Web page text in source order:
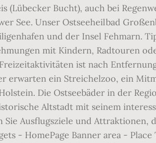
(Lübecker Bucht), auch bei
See. Unser Ostseeheilbad
und der Insel Fehmarn.
mit Kindern, Radtouren
ist nach
erwarten ein Streichelzoo, ein
Die Ostseebäder in der
Altstadt mit seinem
Ausflugsziele und Attraktionen,
- HomePage Banner area -